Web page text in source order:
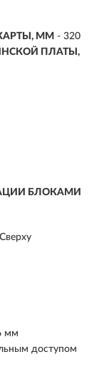
ММ - 320
ПЛАТЫ,
БЛОКАМИ
мм
доступом